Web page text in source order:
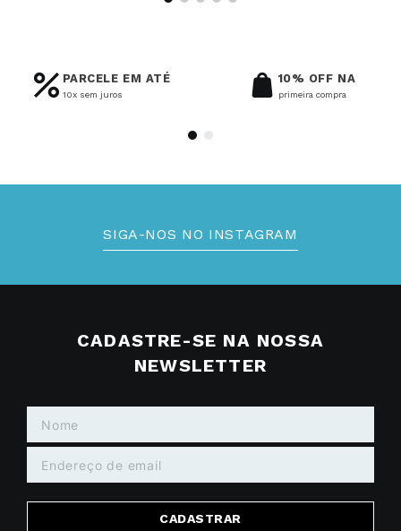
PARCELE EM ATÉ
10x sem juros
10% OFF NA
primeira compra
SIGA-NOS NO INSTAGRAM
CADASTRE-SE NA NOSSA
NEWSLETTER
CADASTRAR